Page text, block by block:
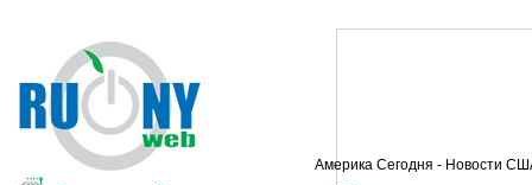
Америка Сегодня - Новости